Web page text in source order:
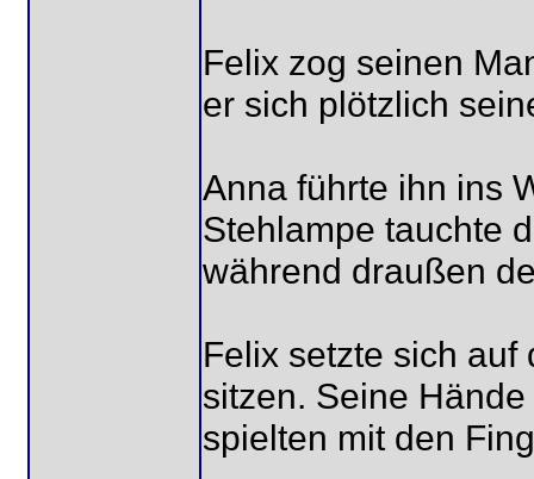
Felix zog seinen
er sich plötzlich
Anna führte ihn ins
Stehlampe tauchte
während draußen
Felix setzte sich
sitzen. Seine
spielten mit den